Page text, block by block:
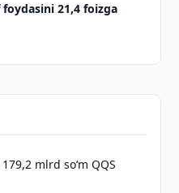
21,4 foizga
mlrd so‘m QQS